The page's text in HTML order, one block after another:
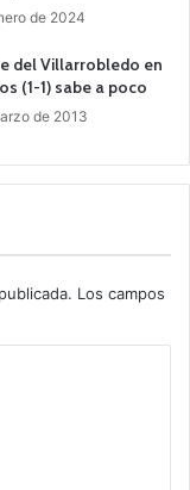
de 2024
del Villarrobledo en
(1-1) sabe a poco
de 2013
Los campos